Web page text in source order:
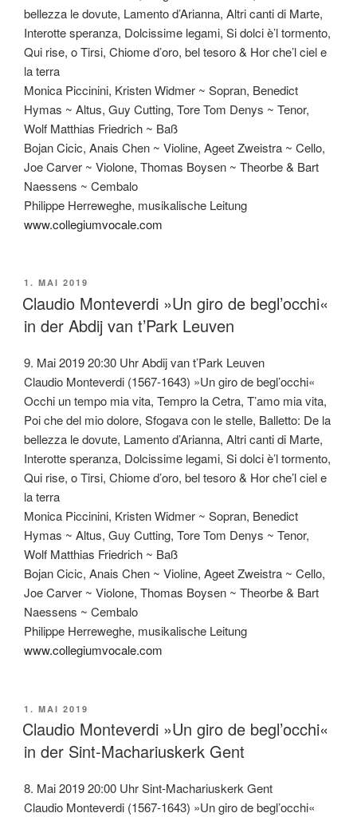
bellezza le dovute, Lamento d’Arianna, Altri canti di Marte,
Interotte speranza, Dolcissime legami, Si dolci è’l tormento,
Qui rise, o Tirsi, Chiome d’oro, bel tesoro & Hor che’l ciel e
la terra
Monica Piccinini, Kristen Widmer ~ Sopran, Benedict
Hymas ~ Altus, Guy Cutting, Tore Tom Denys ~ Tenor,
Wolf Matthias Friedrich ~ Baß
Bojan Cicic, Anais Chen ~ Violine, Ageet Zweistra ~ Cello,
Joe Carver ~ Violone, Thomas Boysen ~ Theorbe & Bart
Naessens ~ Cembalo
Philippe Herreweghe, musikalische Leitung
www.collegiumvocale.com
VERÖFFENTLICHT
AM
1. MAI 2019
Claudio Monteverdi »Un giro de begl’occhi«
in der Abdij van t’Park Leuven
9. Mai 2019 20:30 Uhr Abdij van t’Park Leuven
Claudio Monteverdi (1567-1643) »Un giro de begl’occhi«
Occhi un tempo mia vita, Tempro la Cetra, T’amo mia vita,
Poi che del mio dolore, Sfogava con le stelle, Balletto: De la
bellezza le dovute, Lamento d’Arianna, Altri canti di Marte,
Interotte speranza, Dolcissime legami, Si dolci è’l tormento,
Qui rise, o Tirsi, Chiome d’oro, bel tesoro & Hor che’l ciel e
la terra
Monica Piccinini, Kristen Widmer ~ Sopran, Benedict
Hymas ~ Altus, Guy Cutting, Tore Tom Denys ~ Tenor,
Wolf Matthias Friedrich ~ Baß
Bojan Cicic, Anais Chen ~ Violine, Ageet Zweistra ~ Cello,
Joe Carver ~ Violone, Thomas Boysen ~ Theorbe & Bart
Naessens ~ Cembalo
Philippe Herreweghe, musikalische Leitung
www.collegiumvocale.com
VERÖFFENTLICHT
AM
1. MAI 2019
Claudio Monteverdi »Un giro de begl’occhi«
in der Sint-Machariuskerk Gent
8. Mai 2019 20:00 Uhr Sint-Machariuskerk Gent
Claudio Monteverdi (1567-1643) »Un giro de begl’occhi«